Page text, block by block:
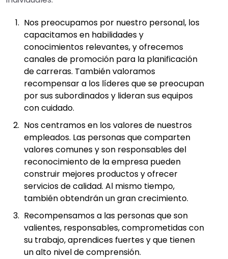
Nos preocupamos por nuestro personal, los
capacitamos en habilidades y
conocimientos relevantes, y ofrecemos
canales de promoción para la planificación
de carreras. También valoramos
recompensar a los líderes que se preocupan
por sus subordinados y lideran sus equipos
con cuidado.
Nos centramos en los valores de nuestros
empleados. Las personas que comparten
valores comunes y son responsables del
reconocimiento de la empresa pueden
construir mejores productos y ofrecer
servicios de calidad. Al mismo tiempo,
también obtendrán un gran crecimiento.
Recompensamos a las personas que son
valientes, responsables, comprometidas con
su trabajo, aprendices fuertes y que tienen
un alto nivel de comprensión.